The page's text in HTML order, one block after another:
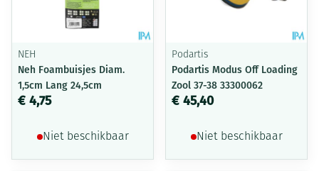
NEH
Neh Foambuisjes Diam.
1,5cm Lang 24,5cm
€ 4,75
Niet beschikbaar
Podartis
Podartis Modus Off Loading
Zool 37-38 33300062
€ 45,40
Niet beschikbaar